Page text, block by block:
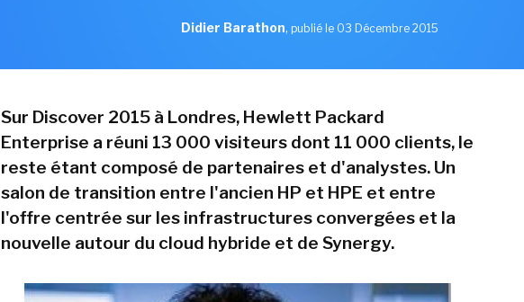
Didier Barathon, publié le 03 Décembre 2015
Sur Discover 2015 à Londres, Hewlett Packard
Enterprise a réuni 13 000 visiteurs dont 11 000 clients, le
reste étant composé de partenaires et d'analystes. Un
salon de transition entre l'ancien HP et HPE et entre
l'offre centrée sur les infrastructures convergées et la
nouvelle autour du cloud hybride et de Synergy.